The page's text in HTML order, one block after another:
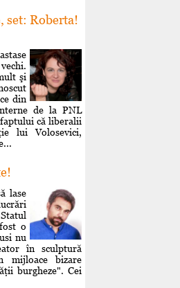
set: Roberta!
şi
din
de la PNL
că liberalii
lui Volosevici,
lase
o
nu
în sculptură
mijloace bizare
burgheze". Cei